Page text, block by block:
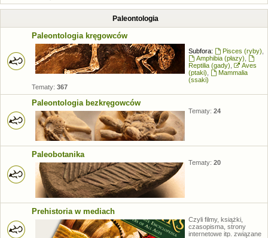
Paleontologia
Paleontologia kręgowców
Subfora: Pisces (ryby)
Amphibia (płazy)
Reptilia (gady)
Aves
(ptaki)
Mammalia
(ssaki)
Tematy: 367
Paleontologia bezkręgowców
Tematy: 24
Paleobotanika
Tematy: 20
Prehistoria w mediach
Czyli filmy, książki,
czasopisma, strony
internetowe itp. związane